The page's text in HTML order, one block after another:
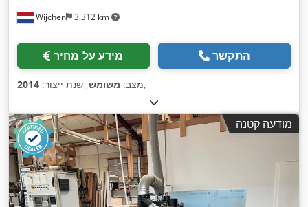
Wijchen 3,312 km
מידע על מחיר התקשר
מצב: משומש, שנת ייצור: 2014 ,
מודעה קטנה